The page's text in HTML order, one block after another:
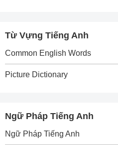
Từ Vựng Tiếng Anh
Common English Words
Picture Dictionary
Ngữ Pháp Tiếng Anh
Ngữ Pháp Tiếng Anh